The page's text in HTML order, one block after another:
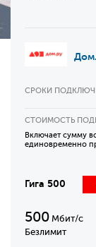
СРОКИ
СТОИМОСТЬ
Включает сумму
единовременно
Гига 500
500 Мбит/с
Безлимит